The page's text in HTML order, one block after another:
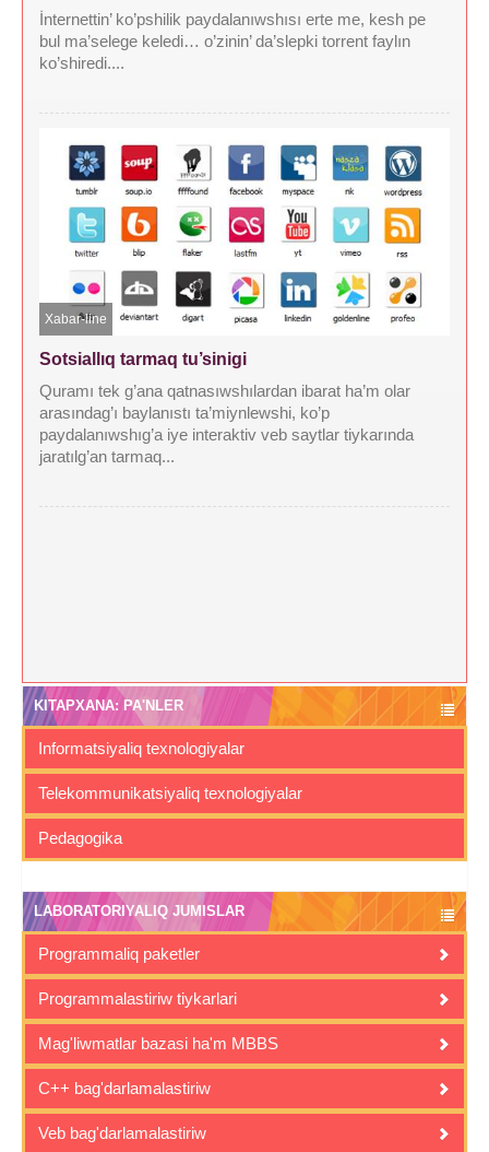
İnternettin’ ko’pshilik paydalanıwshısı erte me, kesh pe
bul ma’selege keledi… o’zinin’ da’slepki torrent faylın
ko’shiredi....
Xabar-line
Sotsiallıq tarmaq tu’sinigi
Quramı tek g’ana qatnasıwshılardan ibarat ha’m olar
arasındag’ı baylanıstı ta’miynlewshi, ko’p
paydalanıwshıg’a iye interaktiv veb saytlar tiykarında
jaratılg’an tarmaq...
KITAPXANA: PA'NLER
Informatsiyaliq texnologiyalar
Telekommunikatsiyaliq texnologiyalar
Pedagogika
LABORATORIYALIQ JUMISLAR
Programmaliq paketler
Programmalastiriw tiykarlari
Mag'liwmatlar bazasi ha'm MBBS
C++ bag'darlamalastiriw
Veb bag'darlamalastiriw